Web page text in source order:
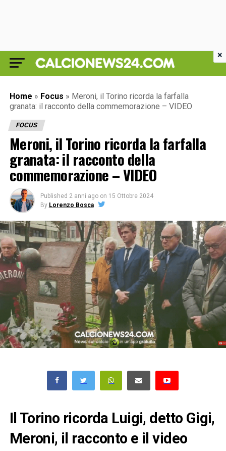
Home » Focus » Meroni, il Torino ricorda la farfalla
granata: il racconto della commemorazione – VIDEO
FOCUS
Meroni, il Torino ricorda la farfalla
granata: il racconto della
commemorazione – VIDEO
Published 2 anni ago on 15 Ottobre 2024
By Lorenzo Bosca
Il Torino ricorda Luigi, detto Gigi,
Meroni, il racconto e il video
×